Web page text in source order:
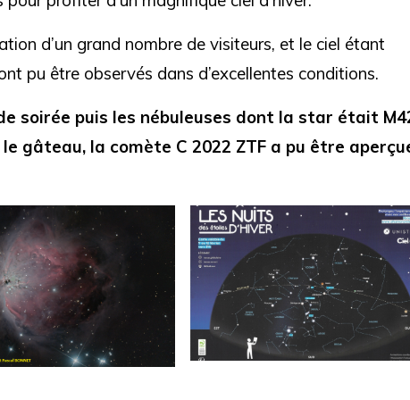
d’un grand nombre de visiteurs, et le ciel étant
pu être observés dans d’excellentes conditions.
soirée puis les nébuleuses dont la star était
gâteau, la comète C 2022 ZTF a pu être